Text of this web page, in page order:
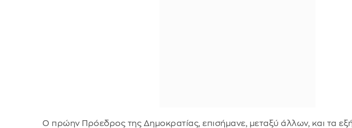
Ο πρώην Πρόεδρος της Δημοκρατίας, επισήμανε, μεταξύ άλλων, και τα